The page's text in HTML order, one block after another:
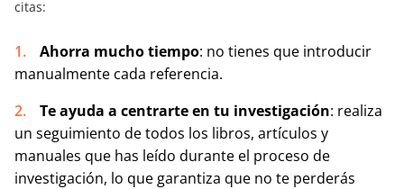
citas:
Ahorra mucho tiempo: no tienes que introducir
manualmente cada referencia.
Te ayuda a centrarte en tu investigación: realiza
un seguimiento de todos los libros, artículos y
manuales que has leído durante el proceso de
investigación, lo que garantiza que no te perderás